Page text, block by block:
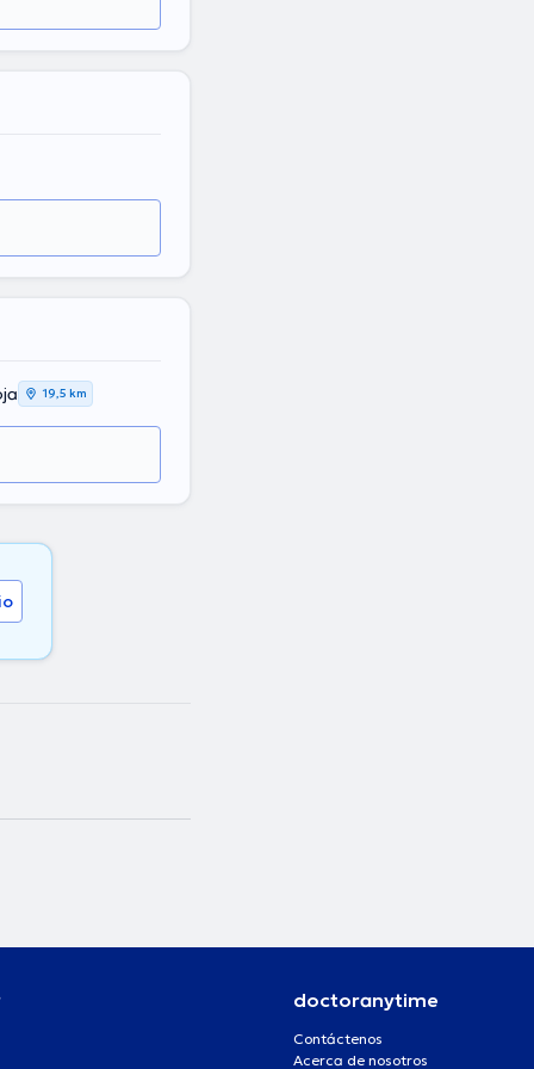
19,5 km
doctoranytime
Contáctenos
Acerca de nosotros